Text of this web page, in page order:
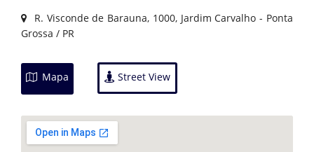
R. Visconde de Barauna, 1000, Jardim Carvalho - Ponta
Grossa / PR
Mapa Street View